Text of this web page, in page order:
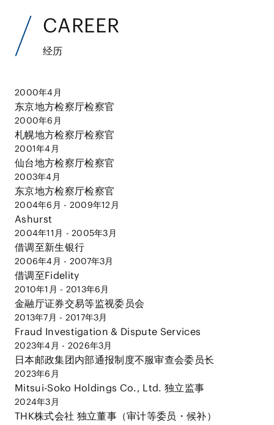
CAREER
经历
2000年4月
东京地方检察厅检察官
2000年6月
札幌地方检察厅检察官
2001年4月
仙台地方检察厅检察官
2003年4月
东京地方检察厅检察官
2004年6月 - 2009年12月
Ashurst
2004年11月 - 2005年3月
借调至新生银行
2006年4月 - 2007年3月
借调至Fidelity
2010年1月 - 2013年6月
金融厅证券交易等监视委员会
2013年7月 - 2017年3月
Fraud Investigation & Dispute Services
2023年4月 - 2026年3月
日本邮政集团内部通报制度不服审查会委员长
2023年6月
Mitsui-Soko Holdings Co., Ltd. 独立监事
2024年3月
THK株式会社 独立董事（审计等委员・候补）